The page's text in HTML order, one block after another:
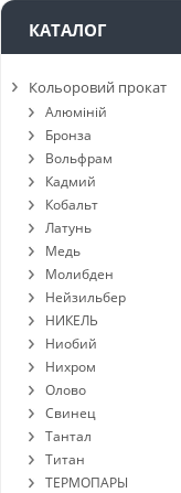
КАТАЛОГ
Кольоровий прокат
Алюміній
Бронза
Вольфрам
Кадмий
Кобальт
Латунь
Медь
Молибден
Нейзильбер
НИКЕЛЬ
Ниобий
Нихром
Олово
Свинец
Тантал
Титан
ТЕРМОПАРЫ